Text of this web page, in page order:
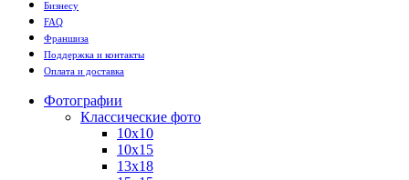
Бизнесу
FAQ
Франшиза
Поддержка и контакты
Оплата и доставка
Фотографии
Классические фото
10х10
10х15
13х18